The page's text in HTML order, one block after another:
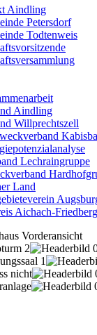
Aindling
Petersdorf
Todtenweis
Aindling
Willprechtszell
Lechraingruppe
Land
Aichach-